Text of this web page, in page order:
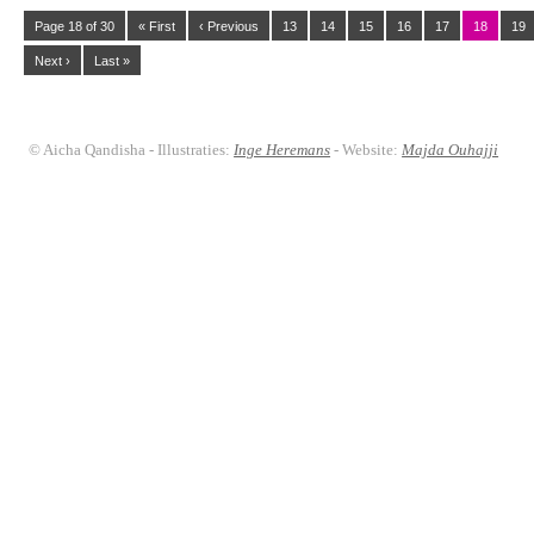
Page 18 of 30 « First ‹ Previous 13 14 15 16 17 18 19
Next › Last »
© Aicha Qandisha - Illustraties:Inge Heremans - Website:Majda Ouhajji